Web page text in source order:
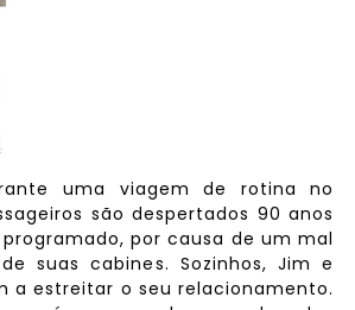
uma viagem de rotina no
são despertados 90 anos
por causa de um mal
suas cabines. Sozinhos, Jim e
a estreitar o seu relacionamento.